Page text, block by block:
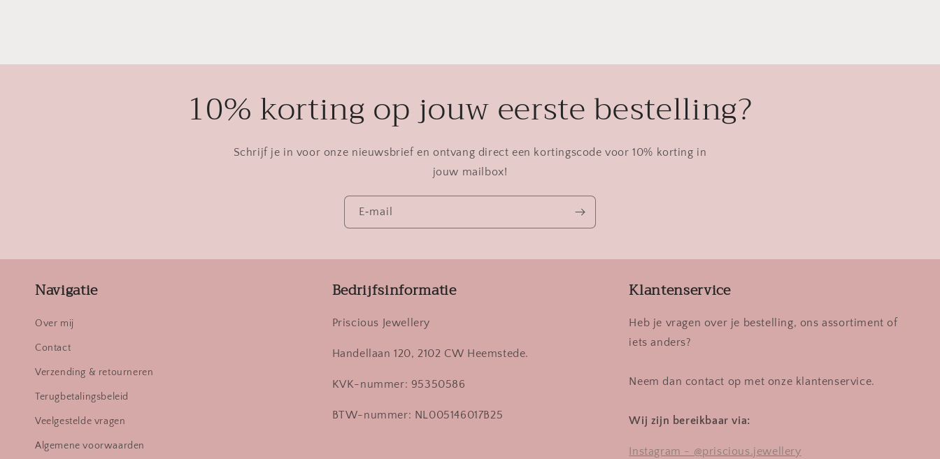
10% korting op jouw eerste bestelling?
Schrijf je in voor onze nieuwsbrief en ontvang direct een kortingscode voor 10% korting in
jouw mailbox!
E‑mail
Navigatie
Over mij
Contact
Verzending & retourneren
Terugbetalingsbeleid
Veelgestelde vragen
Algemene voorwaarden
Bedrijfsinformatie
Priscious Jewellery
Handellaan 120, 2102 CW Heemstede.
KVK-nummer: 95350586
BTW-nummer: NL005146017B25
Klantenservice
Heb je vragen over je bestelling, ons assortiment of
iets anders?
Neem dan contact op met onze klantenservice.
Wij zijn bereikbaar via:
Instagram - @priscious.jewellery